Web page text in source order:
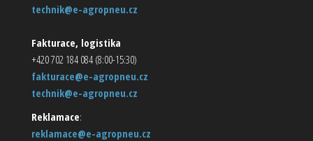
technik@e-agropneu.cz
Fakturace, logistika
+420 702 184 084 (8:00-15:30)
fakturace@e-agropneu.cz
technik@e-agropneu.cz
Reklamace:
reklamace@e-agropneu.cz